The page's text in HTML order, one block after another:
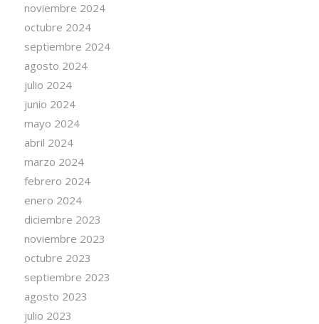
noviembre 2024
octubre 2024
septiembre 2024
agosto 2024
julio 2024
junio 2024
mayo 2024
abril 2024
marzo 2024
febrero 2024
enero 2024
diciembre 2023
noviembre 2023
octubre 2023
septiembre 2023
agosto 2023
julio 2023